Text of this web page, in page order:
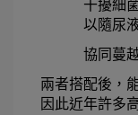
干擾細
以隨尿
協同蔓
兩者搭配後，
因此近年許多